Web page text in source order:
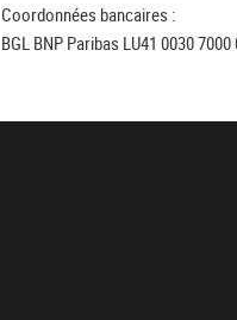
Coordonnées bancaires :
BGL BNP Paribas LU41 0030